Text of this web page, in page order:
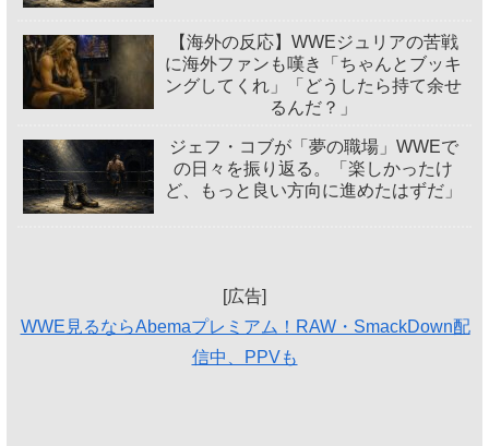
【海外の反応】WWEジュリアの苦戦
に海外ファンも嘆き「ちゃんとブッキ
ングしてくれ」「どうしたら持て余せ
るんだ？」
ジェフ・コブが「夢の職場」WWEで
の日々を振り返る。「楽しかったけ
ど、もっと良い方向に進めたはずだ」
[広告]
WWE見るならAbemaプレミアム！RAW・SmackDown配
信中、PPVも